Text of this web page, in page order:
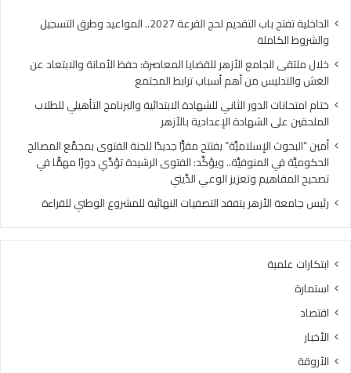
أهم
أسباب
ترابط
المجتمع
الداخلية تفتح باب التقديم لحج القرعة 2027.. المواعيد وطرق التسجيل
والشروط الكاملة
خلال ملتقى الجامع الأزهر للقضايا المعاصرة: حفظ الأمانة والابتعاد عن
الغش والتدليس من أهم أسباب ترابط المجتمع
ختام امتحانات الدور الثاني للشهادة الابتدائية والبرنامج التأهيلي للطلاب
الملحقين على الشهادة الإعدادية بالأزهر
أمين “البحوث الإسلاميَّة” يفتتح مقرًّا جديدًا للجنة الفتوى بمجمَّع المصالح
الحكوميَّة في المنوفيَّة.. ويؤكِّد: الفتوى الرشيدة تؤدِّي دورًا مهمًّا في
تصحيح المفاهيم وتعزيز الوعي الدِّيني
رئيس جامعة الأزهر يتفقد التصفيات النهائية للمشروع الوطني للقراءة
ابتكارات علمية
استمارة
اقتصاد
الأخبار
الأروقة